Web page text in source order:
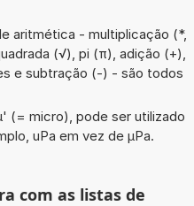
aritmética - multiplicação (*,
(√), pi (π), adição (+),
e subtração (-) - são todos
(= micro), pode ser utilizado
uPa em vez de µPa.
com as listas de